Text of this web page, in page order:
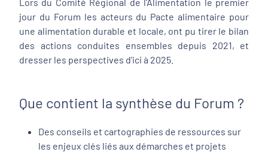
jour du Forum les acteurs du Pacte alimentaire pour
une alimentation durable et locale, ont pu tirer le bilan
des actions conduites ensembles depuis 2021, et
dresser les perspectives d'ici à 2025.
Que contient la synthèse du Forum ?
Des conseils et cartographies de ressources sur
les enjeux clés liés aux démarches et projets